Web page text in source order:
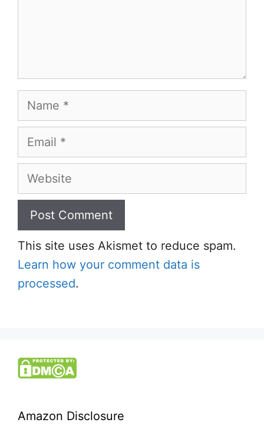
Name
Email
Website
This site uses Akismet to reduce spam.
Learn how your comment data is
processed.
Amazon Disclosure